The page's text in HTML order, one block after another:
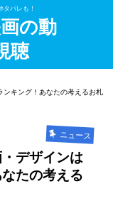
タバレも！
の動
聴
ンキング！あなたの考えるお札
ニュース
デザインは
たの考える